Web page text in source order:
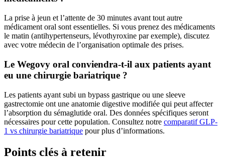
La prise à jeun et l’attente de 30 minutes avant tout autre
médicament oral sont essentielles. Si vous prenez des médicaments
le matin (antihypertenseurs, lévothyroxine par exemple), discutez
avec votre médecin de l’organisation optimale des prises.
Le Wegovy oral conviendra-t-il aux patients ayant
eu une chirurgie bariatrique ?
Les patients ayant subi un bypass gastrique ou une sleeve
gastrectomie ont une anatomie digestive modifiée qui peut affecter
l’absorption du sémaglutide oral. Des données spécifiques seront
nécessaires pour cette population. Consultez notre comparatif GLP-
1 vs chirurgie bariatrique pour plus d’informations.
Points clés à retenir